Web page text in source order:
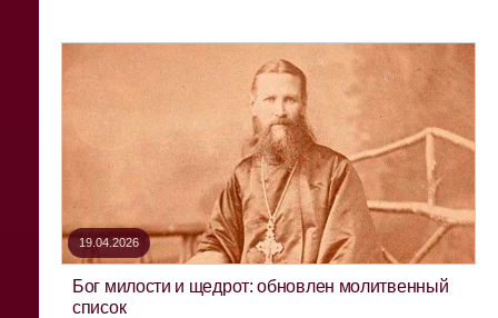
19.04.2026
Бог милости и щедрот: обновлен молитвенный
список